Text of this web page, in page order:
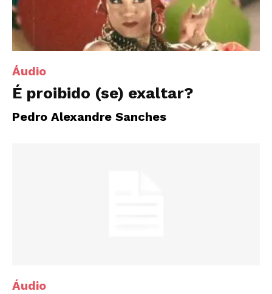
Áudio
É proibido (se) exaltar?
Pedro Alexandre Sanches
Áudio